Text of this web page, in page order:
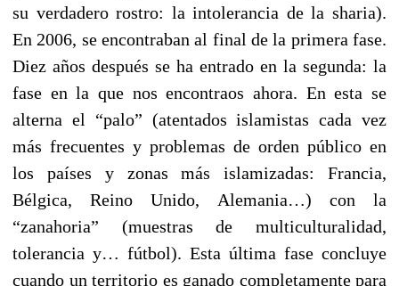
su verdadero rostro: la intolerancia de la sharia).
En 2006, se encontraban al final de la primera fase.
Diez años después se ha entrado en la segunda: la
fase en la que nos encontraos ahora. En esta se
alterna el “palo” (atentados islamistas cada vez
más frecuentes y problemas de orden público en
los países y zonas más islamizadas: Francia,
Bélgica, Reino Unido, Alemania…) con la
“zanahoria” (muestras de multiculturalidad,
tolerancia y… fútbol). Esta última fase concluye
cuando un territorio es ganado completamente para